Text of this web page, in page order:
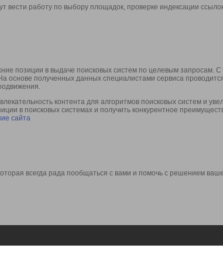
работу по выбору площадок, проверке индексации
позиции в выдаче поисковых систем по целевым запросам.
основе полученных данных специалистами сервиса
контента для алгоритмов поисковых систем и
в поисковых системах и получить конкурентное
сайта
всегда рада пообщаться с вами и помочь с решением